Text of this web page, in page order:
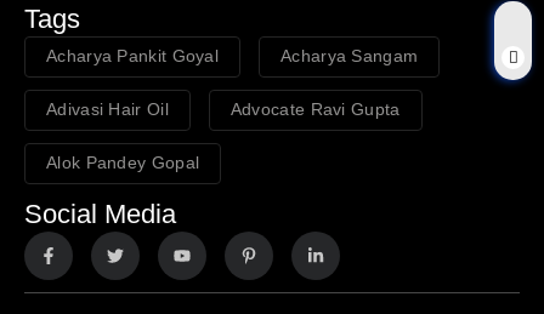
Tags
Acharya Pankit Goyal Acharya Sangam
Adivasi Hair Oil Advocate Ravi Gupta
Alok Pandey Gopal
Social Media